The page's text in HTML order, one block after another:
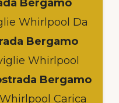
Bergamo
Whirlpool Da
Bergamo
Whirlpool
Bergamo
Carica